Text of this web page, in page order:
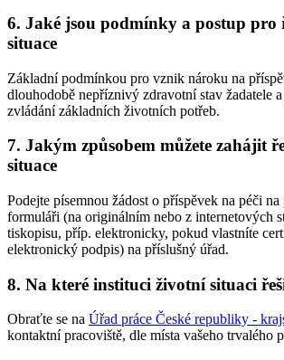
6. Jaké jsou podmínky a postup pro
situace
Základní podmínkou pro vznik nároku na
dlouhodobě nepříznivý zdravotní stav žadatele
zvládání základních životních potřeb.
7. Jakým způsobem můžete zahájit
situace
Podejte písemnou žádost o příspěvek na péči na
formuláři (na originálním nebo z internetových
tiskopisu, příp. elektronicky, pokud vlastníte
elektronický podpis) na příslušný úřad.
8. Na které instituci životní situaci
Obraťte se na Úřad práce České republiky -
kontaktní pracoviště, dle místa vašeho trvalého